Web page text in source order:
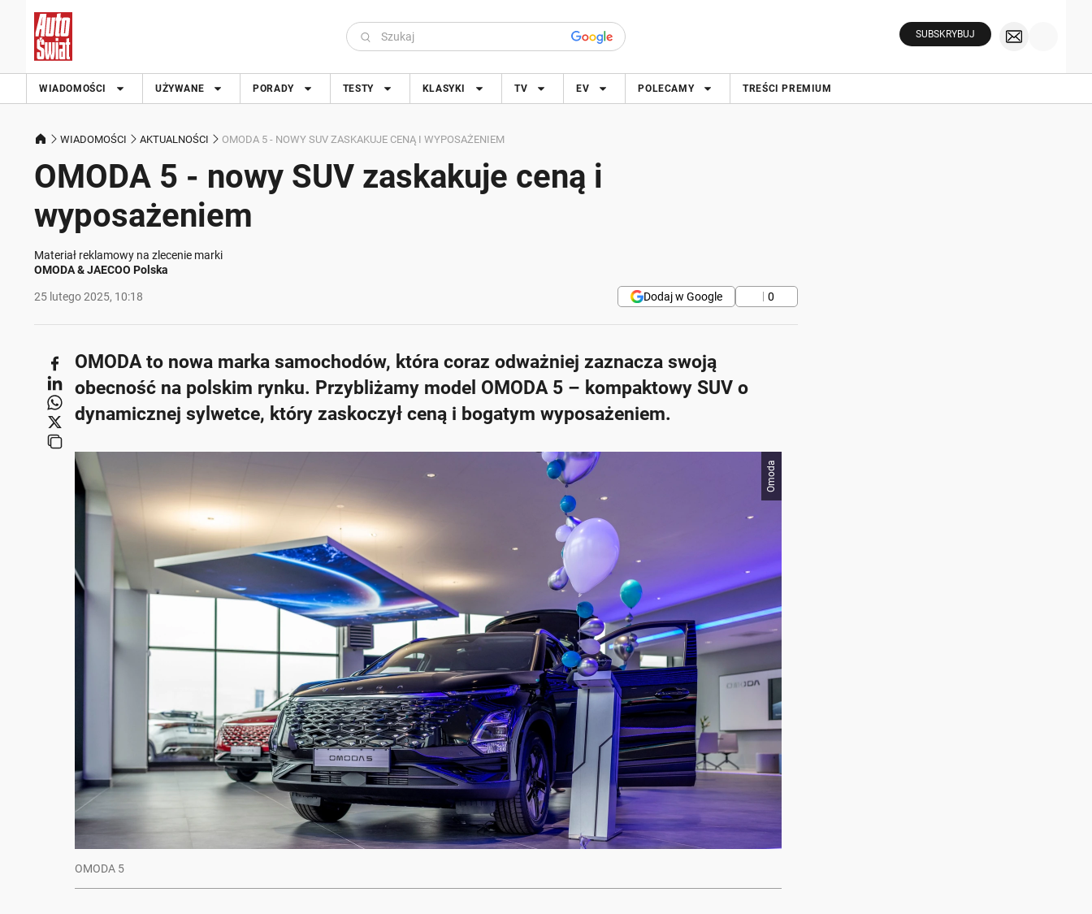
SUBSKRYBUJ
WIADOMOŚCI UŻYWANE PORADY TESTY KLASYKI TV EV POLECAMY TREŚCI PREMIUM
WIADOMOŚCI AKTUALNOŚCI OMODA 5 - NOWY SUV ZASKAKUJE CENĄ I WYPOSAŻENIEM
OMODA 5 - nowy SUV zaskakuje ceną i
wyposażeniem
Materiał reklamowy na zlecenie marki
OMODA & JAECOO Polska
25 lutego 2025, 10:18 0
Dodaj w Google
OMODA to nowa marka samochodów, która coraz odważniej zaznacza swoją
obecność na polskim rynku. Przybliżamy model OMODA 5 – kompaktowy SUV o
dynamicznej sylwetce, który zaskoczył ceną i bogatym wyposażeniem.
Omoda
OMODA 5